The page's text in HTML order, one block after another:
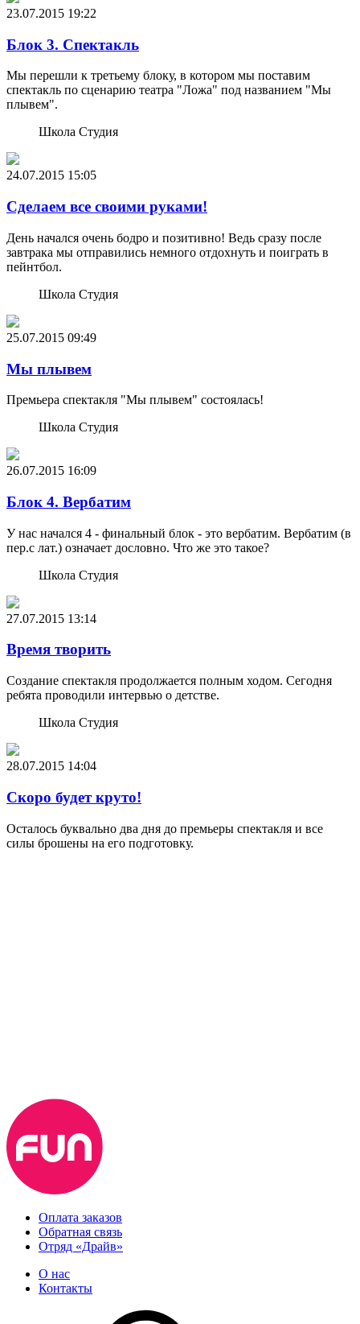
23.07.2015 19:22
Блок 3. Спектакль
Мы перешли к третьему блоку, в котором мы поставим
спектакль по сценарию театра "Ложа" под названием "Мы
плывем".
Школа Студия
24.07.2015 15:05
Сделаем все своими руками!
День начался очень бодро и позитивно! Ведь сразу после
завтрака мы отправились немного отдохнуть и поиграть в
пейнтбол.
Школа Студия
25.07.2015 09:49
Мы плывем
Премьера спектакля "Мы плывем" состоялась!
Школа Студия
26.07.2015 16:09
Блок 4. Вербатим
У нас начался 4 - финальный блок - это вербатим. Вербатим (в
пер.с лат.) означает дословно. Что же это такое?
Школа Студия
27.07.2015 13:14
Время творить
Создание спектакля продолжается полным ходом. Сегодня
ребята проводили интервью о детстве.
Школа Студия
28.07.2015 14:04
Скоро будет круто!
Осталось буквально два дня до премьеры спектакля и все
силы брошены на его подготовку.
Оплата заказов
Обратная связь
Отряд «Драйв»
О нас
Контакты